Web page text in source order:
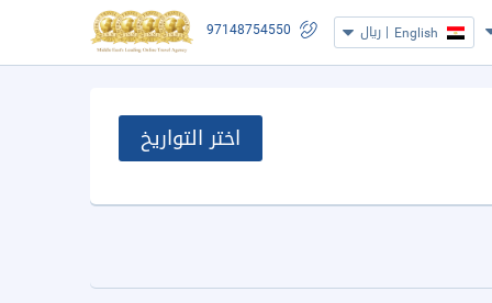
English
| ريال 97148754550
اختر التواريخ